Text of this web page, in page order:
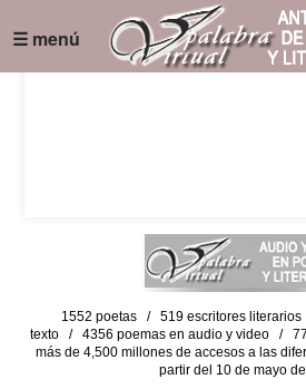
☰ menú
1552 poetas / 519 escritores
texto / 4356 poemas en audio y video /
más de 4,500 millones de accesos a las
partir del 10 de mayo